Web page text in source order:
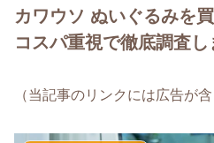
カワウソ ぬいぐるみを
コスパ重視で徹底調査し
（当記事のリンクには広告が